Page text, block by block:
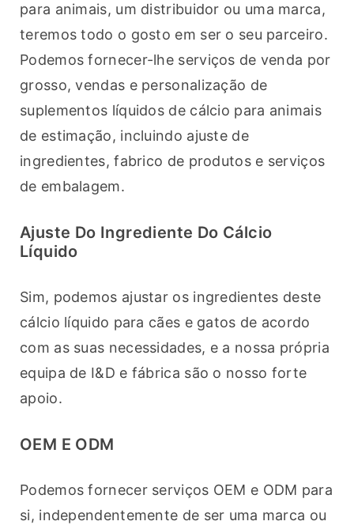
para animais, um distribuidor ou uma marca,
teremos todo o gosto em ser o seu parceiro.
Podemos fornecer-lhe serviços de venda por
grosso, vendas e personalização de
suplementos líquidos de cálcio para animais
de estimação, incluindo ajuste de
ingredientes, fabrico de produtos e serviços
de embalagem.
Ajuste Do Ingrediente Do Cálcio
Líquido
Sim, podemos ajustar os ingredientes deste
cálcio líquido para cães e gatos de acordo
com as suas necessidades, e a nossa própria
equipa de I&D e fábrica são o nosso forte
apoio.
OEM E ODM
Podemos fornecer serviços OEM e ODM para
si, independentemente de ser uma marca ou